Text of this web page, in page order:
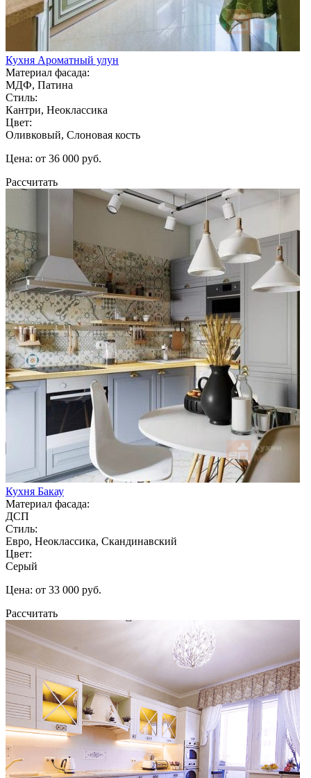
Кухня Ароматный улун
Материал фасада:
МДФ, Патина
Стиль:
Кантри, Неоклассика
Цвет:
Оливковый, Слоновая кость
Цена: от 36 000 руб.
Рассчитать
Кухня Бакау
Материал фасада:
ДСП
Стиль:
Евро, Неоклассика, Скандинавский
Цвет:
Серый
Цена: от 33 000 руб.
Рассчитать